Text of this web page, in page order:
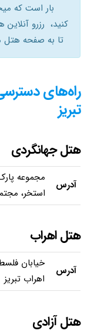
بار است که
کنید، رزرو
تا به صفحه هتل
تبریز
هتل جهانگردی
آدرس
مجموعه
استخر،
هتل اهراب
آدرس
خیابان
اهراب تبریز
هتل آزادی